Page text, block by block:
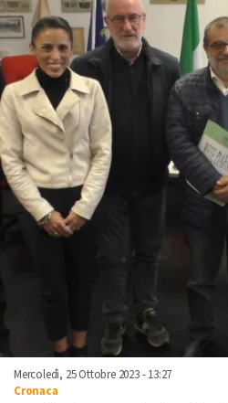
Mercoledì, 25 Ottobre 2023 - 13:27
Cronaca